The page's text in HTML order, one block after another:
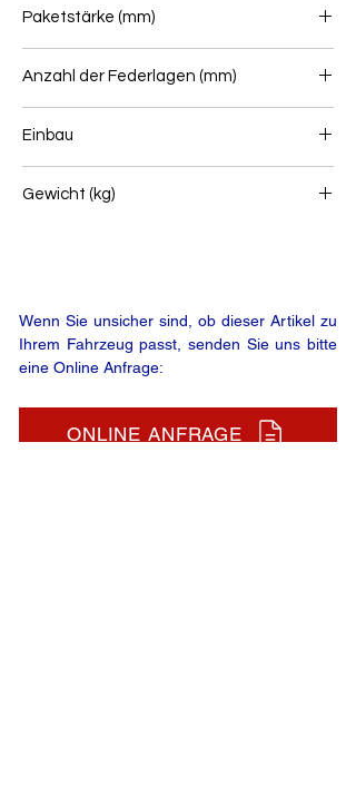
Paketstärke (mm)
Anzahl der Federlagen (mm)
Einbau
Gewicht (kg)
Wenn Sie unsicher sind, ob dieser Artikel zu
Ihrem Fahrzeug passt, senden Sie uns bitte
eine Online Anfrage:
ONLINE ANFRAGE